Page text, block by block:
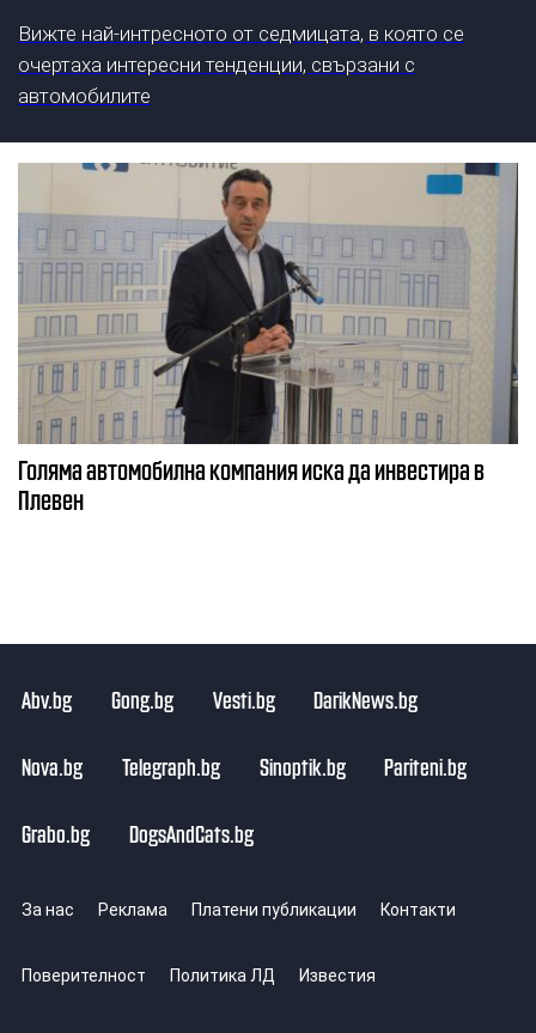
Вижте най-интресното от седмицата, в която се
очертаха интересни тенденции, свързани с
автомобилите
Голяма автомобилна компания иска да инвестира в
Плевен
Abv.bg Gong.bg Vesti.bg DarikNews.bg
Nova.bg Telegraph.bg Sinoptik.bg Pariteni.bg
Grabo.bg DogsAndCats.bg
За нас Реклама Платени публикации Контакти
Поверителност Политика ЛД Известия